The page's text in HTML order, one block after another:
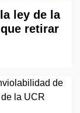
ley de la
retirar